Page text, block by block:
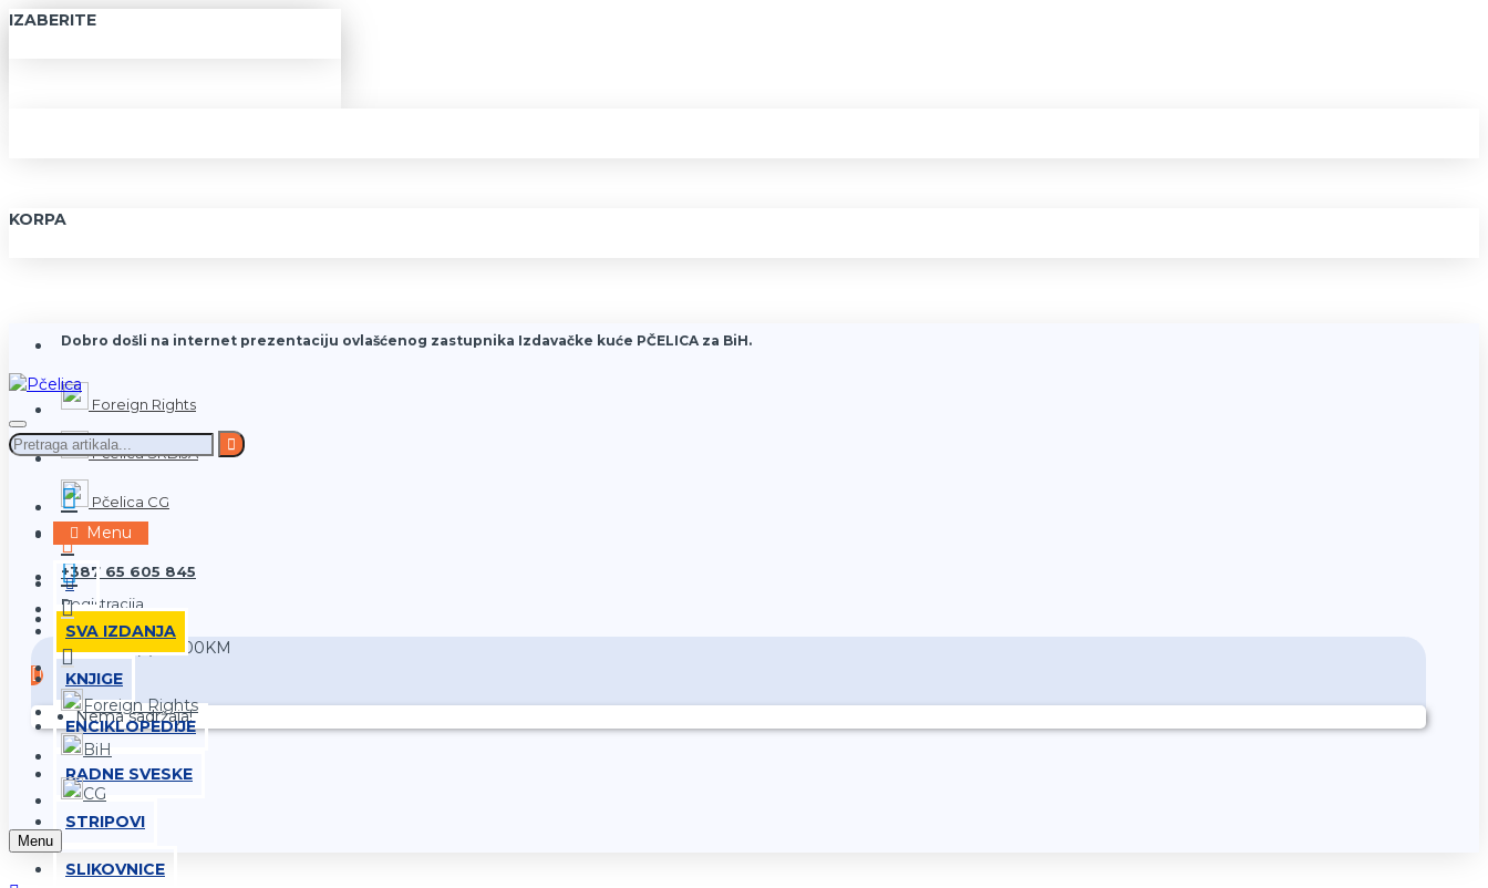
IZABERITE
KORPA
Dobro došli na internet prezentaciju ovlašćenog zastupnika Izdavačke kuće PČELICA za BiH.
Foreign Rights
Pčelica SRBIJA
Pčelica CG
+387 65 605 845
Prijava
Registracija
0 proizvod(a) - 0,00KM
Nema sadržaja!
Menu
SVA IZDANJA
KNJIGE
ENCIKLOPEDIJE
RADNE SVESKE
STRIPOVI
SLIKOVNICE
Foreign Rights
BiH
CG
Menu